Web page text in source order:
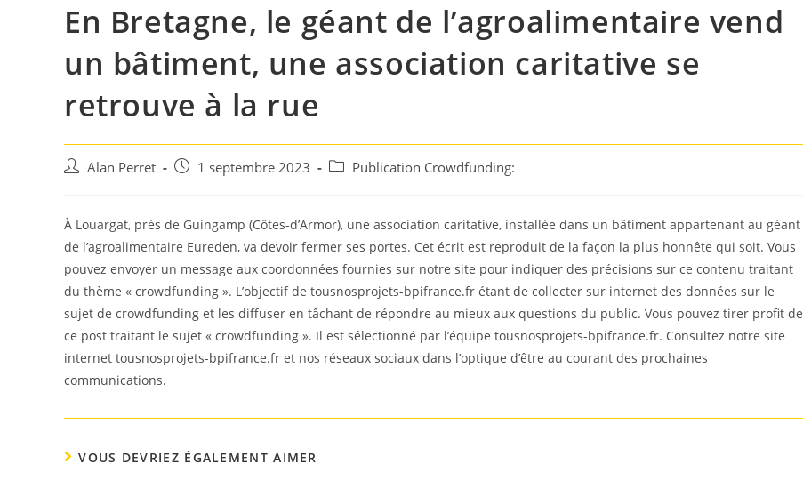
En Bretagne, le géant de l’agroalimentaire vend
un bâtiment, une association caritative se
retrouve à la rue
Auteur/autrice
publication :
Alan Perret
Post 1 septembre 2023
Post Publication Crowdfunding:
À Louargat, près de Guingamp (Côtes-d’Armor), une association caritative, installée dans un bâtiment appartenant au géant
de l’agroalimentaire Eureden, va devoir fermer ses portes. Cet écrit est reproduit de la façon la plus honnête qui soit. Vous
pouvez envoyer un message aux coordonnées fournies sur notre site pour indiquer des précisions sur ce contenu traitant
du thème « crowdfunding ». L’objectif de tousnosprojets-bpifrance.fr étant de collecter sur internet des données sur le
sujet de crowdfunding et les diffuser en tâchant de répondre au mieux aux questions du public. Vous pouvez tirer profit de
ce post traitant le sujet « crowdfunding ». Il est sélectionné par l’équipe tousnosprojets-bpifrance.fr. Consultez notre site
internet tousnosprojets-bpifrance.fr et nos réseaux sociaux dans l’optique d’être au courant des prochaines
communications.
VOUS DEVRIEZ ÉGALEMENT AIMER